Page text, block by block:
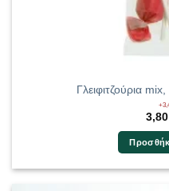
Γλειφιτζούρια
3,80